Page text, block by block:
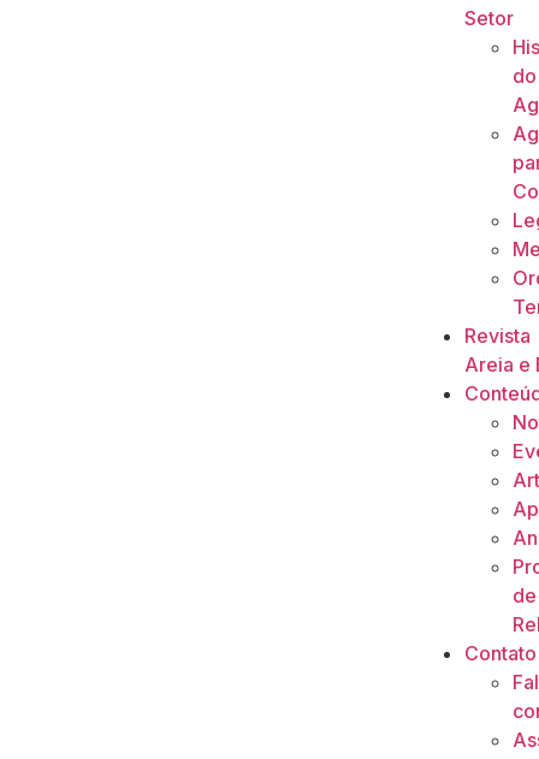
Setor
do
Revista
Areia e
de
Contato